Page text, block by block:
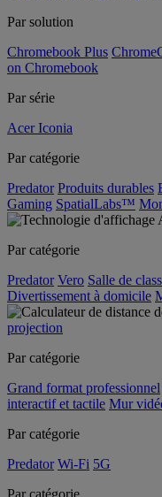
Par solution
Chromebook Plus
on Chromebook
Par série
Acer Iconia
Par catégorie
Predator Produits durables
Gaming SpatialLabs™
Par catégorie
Predator Vero Salle de
Divertissement à domicile
projection
Par catégorie
Grand format professionnel
interactif et tactile Mur
Par catégorie
Predator Wi-Fi 5G
Par catégorie